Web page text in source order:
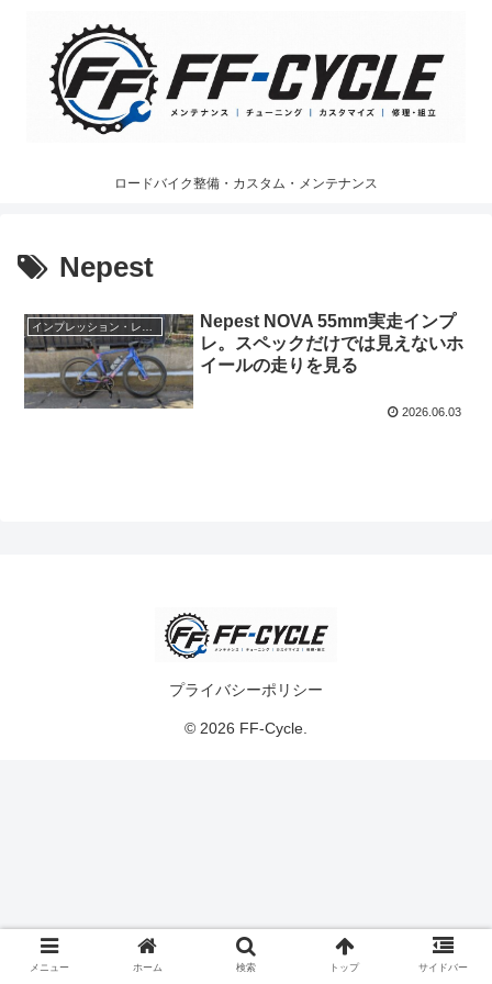
ロードバイク整備・カスタム・メンテナンス
Nepest
Nepest NOVA 55mm実走インプ
レ。スペックだけでは見えないホ
イールの走りを見る
2026.06.03
プライバシーポリシー
© 2026 FF-Cycle.
メニュー ホーム 検索 トップ サイドバー